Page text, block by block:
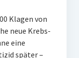
Klagen von
neue Krebs-
eine
später –